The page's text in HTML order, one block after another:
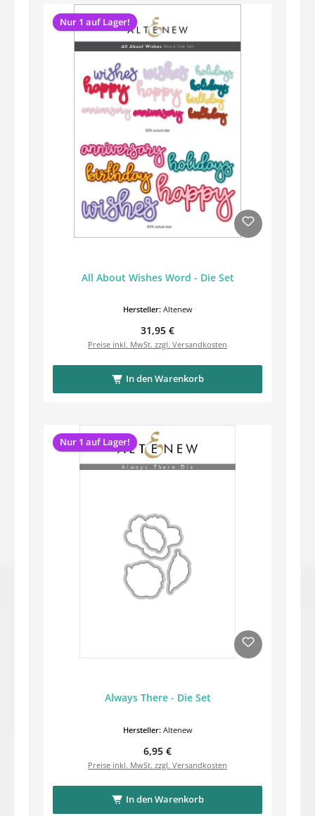
Nur 1 auf Lager!
All About Wishes Word - Die Set
Hersteller: Altenew
Regulärer Preis:
31,95 €
Preise inkl. MwSt. zzgl. Versandkosten
In den Warenkorb
Nur 1 auf Lager!
Always There - Die Set
Hersteller: Altenew
Regulärer Preis:
6,95 €
Preise inkl. MwSt. zzgl. Versandkosten
In den Warenkorb